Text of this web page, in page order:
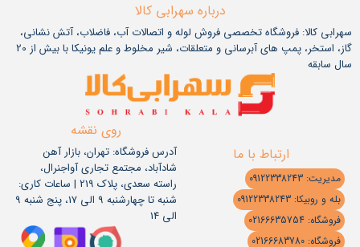
درباره سهرابی کالا
سهرابی کالا: فروشگاه تخصصی فروش لوله و اتصالات آب، فاضلاب، آتش نشانی،
گاز، استخر، پمپ های آبرسانی و متعلقات، شیر مخلوط و علم یونیکا با بیش از 20
سال سابقه
ارتباط با ما
مدیریت: 09122338243
بله و روبیکا: 09122338243
فروشگاه: 02166635754
فروشگاه: 02166683780
روی نقشه
آدرس فروشگاه: تهران، بازار آهن
شادآباد، مجتمع تجاری آواجنرال،
راسته سعدی، پلاک 219 | ساعات کاری:
شنبه تا چهارشنبه 9 الی 17، پنج شنبه 9
الی 14